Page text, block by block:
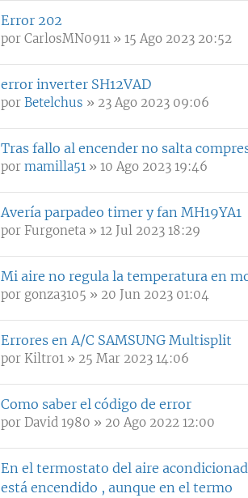
Error 202
por CarlosMN0911 » 15 Ago 2023 20:52
error inverter SH12VAD
por Betelchus » 23 Ago 2023 09:06
Tras fallo al encender no salta
por mamilla51» 10 Ago 2023 19:46
Avería parpadeo timer y fan MH19YA1
por Furgoneta » 12 Jul 2023 18:29
Mi aire no regula la temperatura en
por gonza3105 » 20 Jun 2023 01:04
Errores en A/C SAMSUNG Multisplit
por Kiltro1 » 25 Mar 2023 14:06
Como saber el código de error
por David 1980 » 20 Ago 2022 12:00
En el termostato del aire
está encendido , aunque en el termo